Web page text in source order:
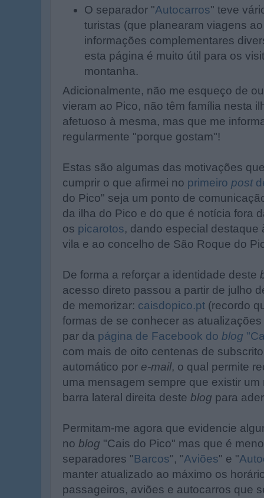
O separador "Autocarros" teve
turistas (que planearam viagens
informações complementares
esta página é muito útil para os
montanha.
Adicionalmente, não me esqueço de
vieram ao Pico, não têm família nesta
afetuoso à mesma, mas que me
regularmente "porque gostam"!
Estas são algumas das motivações
cumprir o que afirmei no primeiro post
do Pico" seja um ponto de
da ilha do Pico e do que é notícia fora
os picarotos, dando especial destaque
vila e ao concelho de São Roque do
De forma a reforçar a identidade deste
acesso direto passou a partir de julho
de memorizar: caisdopico.pt (recordo
formas de se conhecer as
par da página de Facebook do blog
com mais de oito centenas de
automático por e-mail, o qual permite
uma mensagem sempre que existir
barra lateral direita deste blog para
Permitam-me agora que evidencie
no blog "Cais do Pico" mas que é
separadores "Barcos", "Aviões" e "
manter atualizado ao máximo os
passageiros, aviões e autocarros que